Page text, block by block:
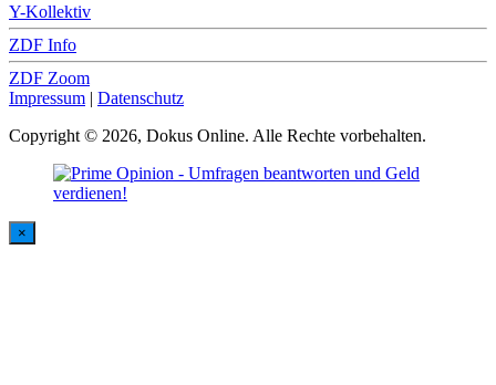
Y-Kollektiv
ZDF Info
ZDF Zoom
Impressum | Datenschutz
Copyright © 2026, Dokus Online. Alle Rechte vorbehalten.
×